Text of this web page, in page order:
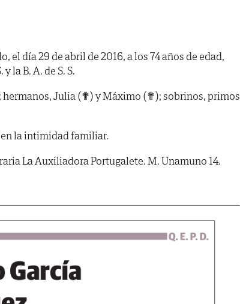
el día 29 de abril de 2016, a los 74 años de edad,
la B. A. de S. S.
hermanos, Julia (✟) y Máximo (✟); sobrinos, primos
en la intimidad familiar.
La Auxiliadora Portugalete. M. Unamuno 14.